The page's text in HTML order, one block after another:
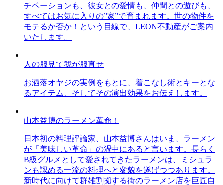
チベーションも、彼女との愛情も、仲間との遊びも、
すべてはお気に入りの”家”で育まれます。世の物件を
モテるか否か！という目線で、LEON不動産がご案内
いたします。
人の服見て我が服直せ
お洒落オヤジの実例をもとに、着こなし術とキーとな
るアイテム、そしてその演出効果をお伝えします。
山本益博のラーメン革命！
日本初の料理評論家、山本益博さんはいま、ラーメン
が「美味しい革命」の渦中にあると言います。長らく
B級グルメとして愛されてきたラーメンは、ミシュラ
ンも認める一流の料理へと変貌を遂げつつあります。
新時代に向けて群雄割拠する街のラーメン店を巨匠自